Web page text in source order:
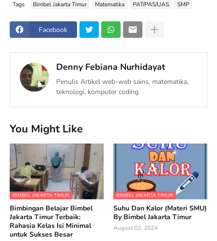
Tags Bimbel Jakarta Timur Matematika PAT/PAS/UAS SMP
Facebook
Denny Febiana Nurhidayat
Penulis Artikel web-web sains, matematika,
teknologi, komputer coding
You Might Like
BIMBEL JAKARTA TIMUR
Bimbingan Belajar Bimbel
Jakarta Timur Terbaik:
Rahasia Kelas Isi Minimal
untuk Sukses Besar
BIMBEL JAKARTA TIMUR
Suhu Dan Kalor (Materi SMU)
By Bimbel Jakarta Timur
August 02, 2024